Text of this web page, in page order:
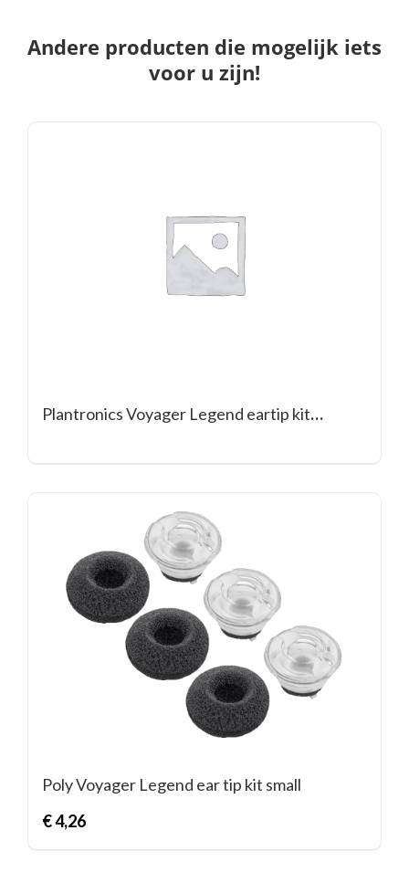
Andere producten die mogelijk iets
voor u zijn!
Plantronics Voyager Legend eartip kit
Poly Voyager Legend ear tip kit small
€4,26